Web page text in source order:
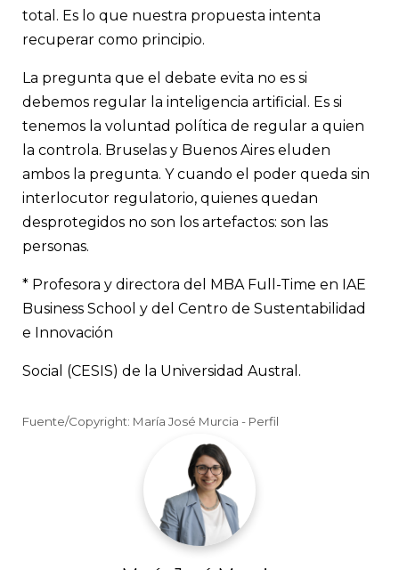
total. Es lo que nuestra propuesta intenta
recuperar como principio.
La pregunta que el debate evita no es si
debemos regular la inteligencia artificial. Es si
tenemos la voluntad política de regular a quien
la controla. Bruselas y Buenos Aires eluden
ambos la pregunta. Y cuando el poder queda sin
interlocutor regulatorio, quienes quedan
desprotegidos no son los artefactos: son las
personas.
* Profesora y directora del MBA Full-Time en IAE
Business School y del Centro de Sustentabilidad
e Innovación
Social (CESIS) de la Universidad Austral.
Fuente/Copyright: María José Murcia - Perfil